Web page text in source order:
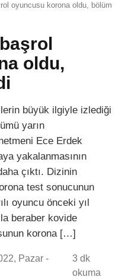
oyuncusu korona oldu, bölüm
oldu,
büyük ilgiyle izlediği
yarın
Ece Erdek
yakalanmasının
çıktı. Dizinin
test sonucunun
oyuncu önceki yıl
beraber kovide
korona […]
Pazar -
3 dk
okuma